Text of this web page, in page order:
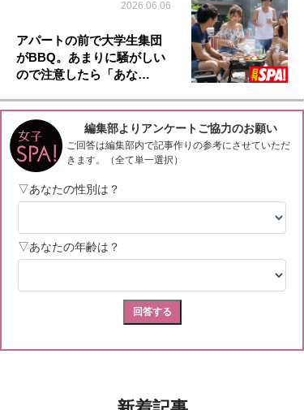
2026.06.06
アパートの前で大学生集団
がBBQ。あまりに騒がしい
ので注意したら「あな…